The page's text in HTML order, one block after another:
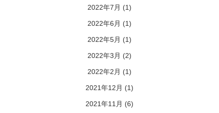
2022年7月 (1)
2022年6月 (1)
2022年5月 (1)
2022年3月 (2)
2022年2月 (1)
2021年12月 (1)
2021年11月 (6)